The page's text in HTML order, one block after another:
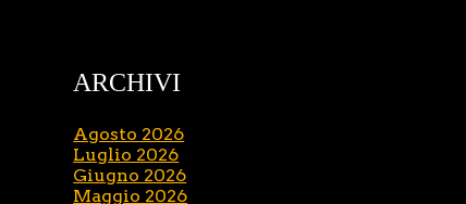
ARCHIVI
Agosto 2026
Luglio 2026
Giugno 2026
Maggio 2026